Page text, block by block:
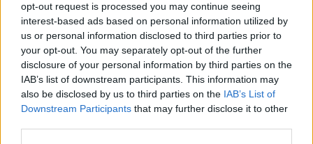
opt-out request is processed you may continue seeing
interest-based ads based on personal information utilized by
us or personal information disclosed to third parties prior to
your opt-out. You may separately opt-out of the further
disclosure of your personal information by third parties on the
IAB’s list of downstream participants. This information may
also be disclosed by us to third parties on the IAB’s List of
Downstream Participants that may further disclose it to other
ATUALIDADE 3 anos atrás
Valença: Caminho Português de Santiago
Central certificado
VER MAIS